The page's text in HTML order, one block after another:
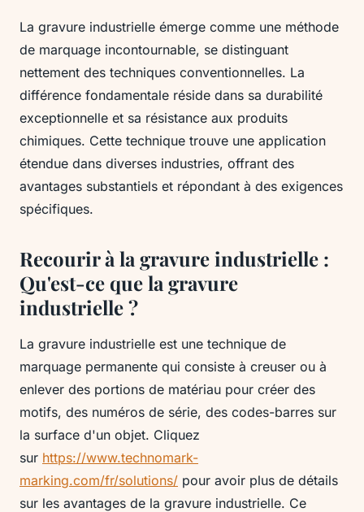
La gravure industrielle émerge comme une méthode
de marquage incontournable, se distinguant
nettement des techniques conventionnelles. La
différence fondamentale réside dans sa durabilité
exceptionnelle et sa résistance aux produits
chimiques. Cette technique trouve une application
étendue dans diverses industries, offrant des
avantages substantiels et répondant à des exigences
spécifiques.
Recourir à la gravure industrielle :
Qu'est-ce que la gravure
industrielle ?
La gravure industrielle est une technique de
marquage permanente qui consiste à creuser ou à
enlever des portions de matériau pour créer des
motifs, des numéros de série, des codes-barres sur
la surface d'un objet. Cliquez
sur https://www.technomark-
marking.com/fr/solutions/ pour avoir plus de détails
sur les avantages de la gravure industrielle. Ce